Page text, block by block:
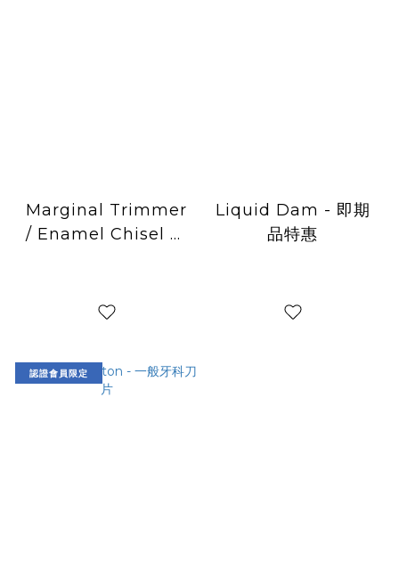
Marginal Trimmer
/ Enamel Chisel 器
Liquid Dam - 即期
品特惠
認證會員限定